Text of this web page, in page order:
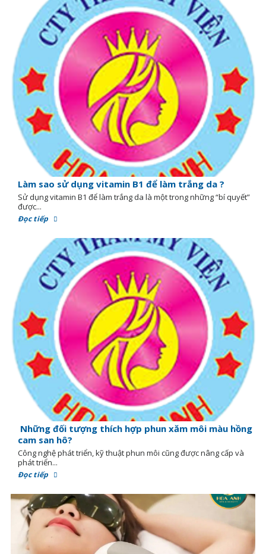
Làm sao sử dụng vitamin B1 để làm trắng da ?
Sử dụng vitamin B1 để làm trắng da là một trong những “bí quyết”
được...
Đọc tiếp
Những đối tượng thích hợp phun xăm môi màu hồng
cam san hô?
Công nghệ phát triển, kỹ thuật phun môi cũng được nâng cấp và
phát triển...
Đọc tiếp